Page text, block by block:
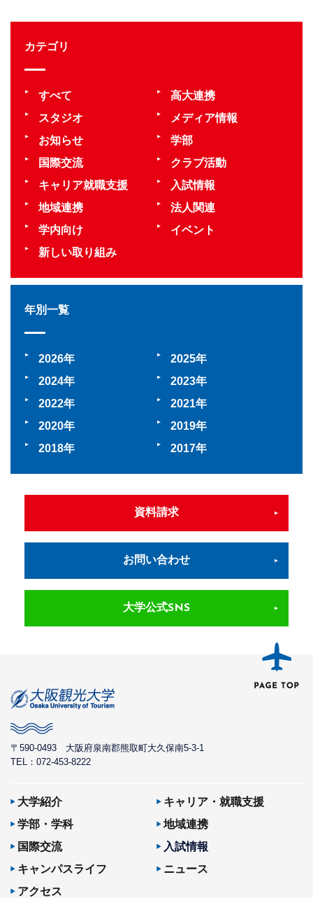
カテゴリ
すべて
高大連携
スタジオ
メディア情報
お知らせ
学部
国際交流
クラブ活動
キャリア就職支援
入試情報
地域連携
法人関連
学内向け
イベント
新しい取り組み
年別一覧
2026
2025
2024
2023
2022
2021
2020
2019
2018
2017
資料請求
お問い合わせ
大学公式SNS
〒590-0493 大阪府泉南郡熊取町大久保南5-3-1
TEL：072-453-8222
大学紹介
キャリア・就職支援
学部・学科
地域連携
国際交流
入試情報
キャンパスライフ
ニュース
アクセス